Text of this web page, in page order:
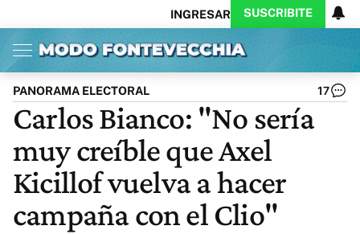
INGRESAR SUSCRIBITE
Inicio Ahora
Opinión
Política
Ciencia
Protagonistas
Cultura
Arte
Educación
Clima
Deportes
CARAS
Exitoina
Turismo
Videos
Córdoba
Reperfilar
Business
Noticias
Caras
Actualidad
PANORAMA ELECTORAL 17
Carlos Bianco: "No sería
muy creíble que Axel
Kicillof vuelva a hacer
campaña con el Clio"